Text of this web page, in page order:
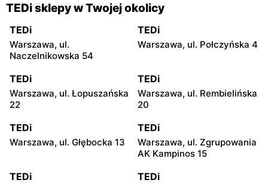
TEDi sklepy w Twojej okolicy
TEDi
Warszawa, ul.
Naczelnikowska 54
TEDi
Warszawa, ul. Połczyńska 4
TEDi
Warszawa, ul. Łopuszańska
22
TEDi
Warszawa, ul. Rembielińska
20
TEDi
Warszawa, ul. Głębocka 13
TEDi
Warszawa, ul. Zgrupowania
AK Kampinos 15
TEDi TEDi